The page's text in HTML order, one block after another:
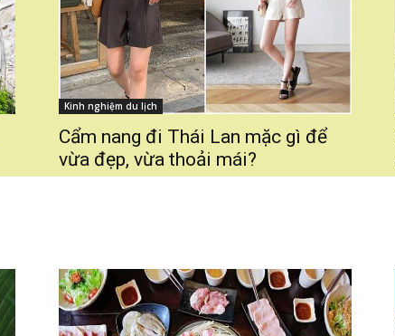
Kinh nghiệm du lịch
Cẩm nang đi Thái Lan mặc gì để
vừa đẹp, vừa thoải mái?